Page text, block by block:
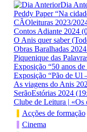
Dia
Peddy Paper “Na
CÃOleituras 2023/
Contos Adiante 2024
O Anis quer saber
Obras Baralhadas
Piquenique das
Exposição “50 anos
Exposição “Pão de Ul
As viagens do Anis
SerãoEstórias 2024
Clube de Leitura | «Os
Acções de formação
Cinema